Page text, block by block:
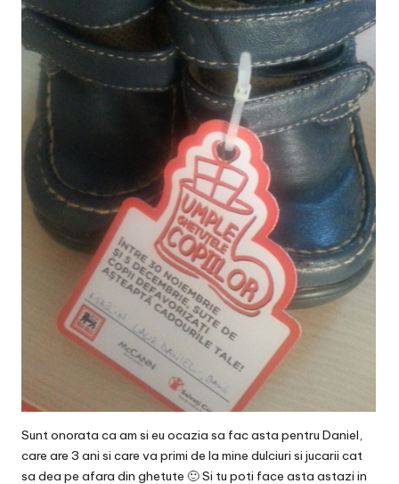
Sunt onorata ca am si eu ocazia sa fac asta pentru Daniel,
care are 3 ani si care va primi de la mine dulciuri si jucarii cat
sa dea pe afara din ghetute 🙂 Si tu poti face asta astazi in